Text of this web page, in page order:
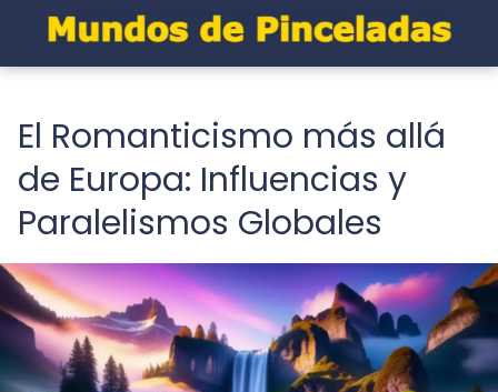
El Romanticismo más allá
de Europa: Influencias y
Paralelismos Globales